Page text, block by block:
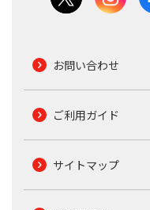
お問い合わせ
ご利用ガイド
サイトマップ